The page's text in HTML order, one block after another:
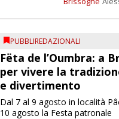
PUBBLIREDAZIONALI
Fëta de l’Oumbra: a
per vivere la
e divertimento
Dal 7 al 9 agosto in località
10 agosto la Festa patronale